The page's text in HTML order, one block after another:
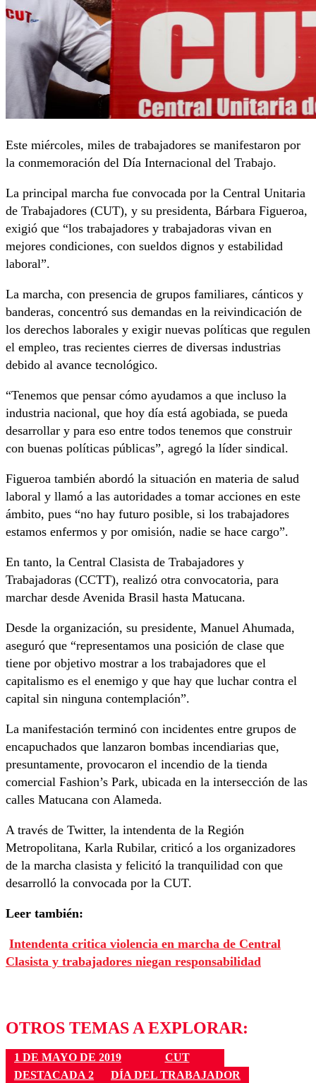
Este miércoles, miles de trabajadores se manifestaron por
la conmemoración del Día Internacional del Trabajo.
La principal marcha fue convocada por la Central Unitaria
de Trabajadores (CUT), y su presidenta, Bárbara Figueroa,
exigió que “los trabajadores y trabajadoras vivan en
mejores condiciones, con sueldos dignos y estabilidad
laboral”.
La marcha, con presencia de grupos familiares, cánticos y
banderas, concentró sus demandas en la reivindicación de
los derechos laborales y exigir nuevas políticas que regulen
el empleo, tras recientes cierres de diversas industrias
debido al avance tecnológico.
“Tenemos que pensar cómo ayudamos a que incluso la
industria nacional, que hoy día está agobiada, se pueda
desarrollar y para eso entre todos tenemos que construir
con buenas políticas públicas”, agregó la líder sindical.
Figueroa también abordó la situación en materia de salud
laboral y llamó a las autoridades a tomar acciones en este
ámbito, pues “no hay futuro posible, si los trabajadores
estamos enfermos y por omisión, nadie se hace cargo”.
En tanto, la Central Clasista de Trabajadores y
Trabajadoras (CCTT), realizó otra convocatoria, para
marchar desde Avenida Brasil hasta Matucana.
Desde la organización, su presidente, Manuel Ahumada,
aseguró que “representamos una posición de clase que
tiene por objetivo mostrar a los trabajadores que el
capitalismo es el enemigo y que hay que luchar contra el
capital sin ninguna contemplación”.
La manifestación terminó con incidentes entre grupos de
encapuchados que lanzaron bombas incendiarias que,
presuntamente, provocaron el incendio de la tienda
comercial Fashion’s Park, ubicada en la intersección de las
calles Matucana con Alameda.
A través de Twitter, la intendenta de la Región
Metropolitana, Karla Rubilar, criticó a los organizadores
de la marcha clasista y felicitó la tranquilidad con que
desarrolló la convocada por la CUT.
Leer también:
Intendenta critica violencia en marcha de Central
Clasista y trabajadores niegan responsabilidad
OTROS TEMAS A EXPLORAR:
1 DE MAYO DE 2019
CUT
DESTACADA 2
DÍA DEL TRABAJADOR